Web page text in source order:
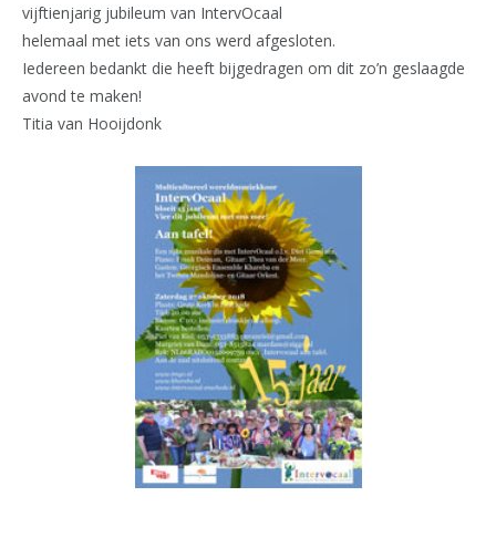
vijftienjarig jubileum van IntervOcaal
helemaal met iets van ons werd afgesloten.
Iedereen bedankt die heeft bijgedragen om dit zo’n geslaagde
avond te maken!
Titia van Hooijdonk